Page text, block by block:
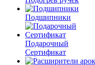
Подшипники
Подарочный
Сертификат